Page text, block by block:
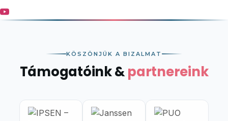
KÖSZÖNJÜK A BIZALMAT
Támogatóink &partnereink